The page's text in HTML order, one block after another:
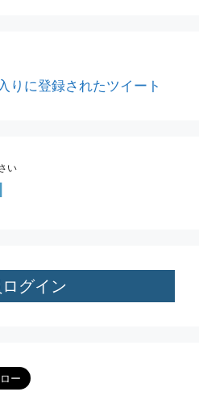
りに登録されたツイート
い
グイン